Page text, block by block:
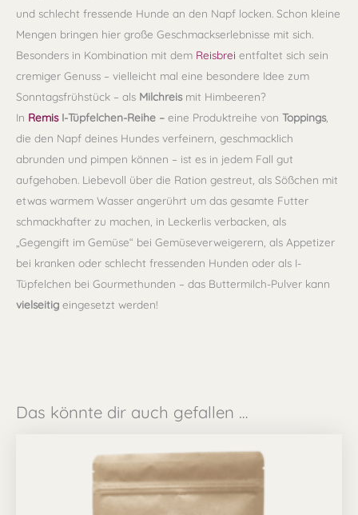
und schlecht fressende Hunde an den Napf locken. Schon kleine
Mengen bringen hier große Geschmackserlebnisse mit sich.
Besonders in Kombination mit dem Reisbrei entfaltet sich sein
cremiger Genuss – vielleicht mal eine besondere Idee zum
Sonntagsfrühstück – als Milchreis mit Himbeeren?
In RemisI-Tüpfelchen-Reihe – eine Produktreihe von Toppings,
die den Napf deines Hundes verfeinern, geschmacklich
abrunden und pimpen können – ist es in jedem Fall gut
aufgehoben. Liebevoll über die Ration gestreut, als Sößchen mit
etwas warmem Wasser angerührt um das gesamte Futter
schmackhafter zu machen, in Leckerlis verbacken, als
„Gegengift im Gemüse“ bei Gemüseverweigerern, als Appetizer
bei kranken oder schlecht fressenden Hunden oder als I-
Tüpfelchen bei Gourmethunden – das Buttermilch-Pulver kann
vielseitig eingesetzt werden!
Das könnte dir auch gefallen …